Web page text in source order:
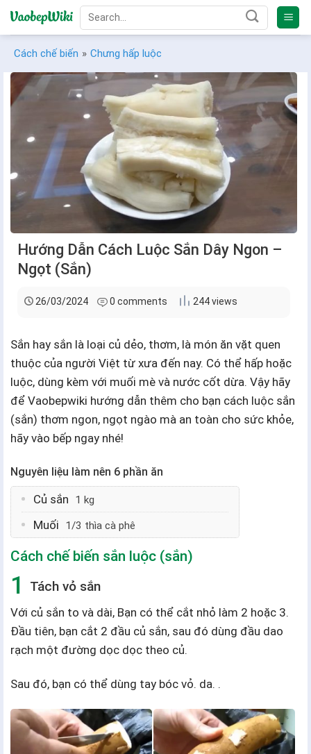
Bỏ
qua
dung
Cách chế biến » Chưng hấp luộc
Hướng Dẫn Cách Luộc Sắn Dây Ngon –
Ngọt (Sắn)
26/03/2024 0 comments 244 views
Sắn hay sắn là loại củ dẻo, thơm, là món ăn vặt quen
thuộc của người Việt từ xưa đến nay. Có thể hấp hoặc
luộc, dùng kèm với muối mè và nước cốt dừa. Vậy hãy
để Vaobepwiki hướng dẫn thêm cho bạn cách luộc sắn
(sắn) thơm ngon, ngọt ngào mà an toàn cho sức khỏe,
hãy vào bếp ngay nhé!
Nguyên liệu làm nên 6 phần ăn
Củ sắn 1 kg
Muối 1/3 thìa cà phê
Cách chế biến sắn luộc (sắn)
Tách vỏ sắn
Với củ sắn to và dài, Bạn có thể cắt nhỏ làm 2 hoặc 3.
Đầu tiên, bạn cắt 2 đầu củ sắn, sau đó dùng đầu dao
rạch một đường dọc dọc theo củ.
Sau đó, bạn có thể dùng tay bóc vỏ. da. .